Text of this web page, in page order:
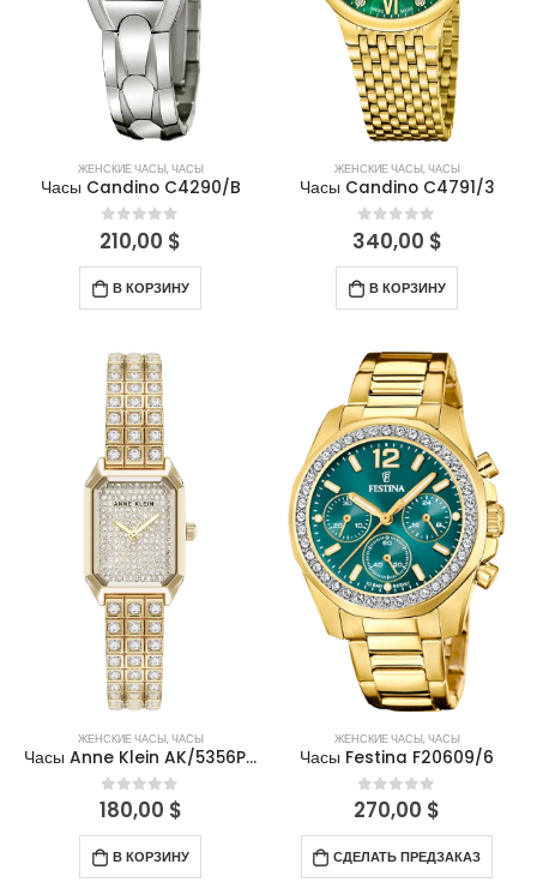
ЖЕНСКИЕ ЧАСЫ,ЧАСЫ
Часы Candino C4290/B
0out of 5
210,00 $
В КОРЗИНУ
ЖЕНСКИЕ ЧАСЫ,ЧАСЫ
Часы Candino C4791/3
0 out of 5
340,00 $
В КОРЗИНУ
ЖЕНСКИЕ ЧАСЫ,ЧАСЫ
Часы Anne Klein AK/5356PVRG
0out of 5
180,00 $
В КОРЗИНУ
ЖЕНСКИЕ ЧАСЫ,ЧАСЫ
Часы Festina F20609/6
0out of 5
270,00 $
СДЕЛАТЬ ПРЕДЗАКАЗ